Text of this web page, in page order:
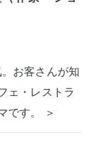
お客さんが知
ェ・レストラ
です。 ＞